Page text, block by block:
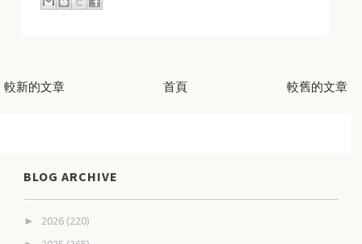
較新的文章 較舊的文章
首頁
BLOG ARCHIVE
► 2026 (220)